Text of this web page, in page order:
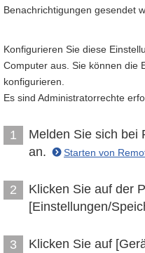
Benachrichtigungen gesendet
Konfigurieren Sie diese
Computer aus. Sie können die
konfigurieren.
Es sind Administratorrechte
1
Melden Sie sich bei
an.
Starten von
2
Klicken Sie auf der
[Einstellungen/
3
Klicken Sie auf